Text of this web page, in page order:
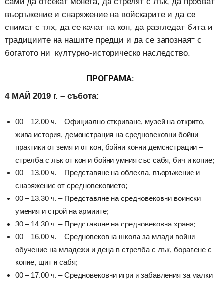
въоръжение и снаряжение на войскарите и да се
снимат с тях, да се качат на кон, да разгледат бита и
традициите на нашите предци и да се запознаят с
богатото ни културно-историческо наследство.
ПРОГРАМА:
4 МАЙ 2019 г. – събота:
00 – 12.00 ч. – Официално откриване, музей на открито,
жива история, демонстрация на средновековни бойни
практики от земя и от кон, бойни конни демонстрации –
стрелба с лък от кон и бойни умния със сабя, бич и копие;
00 – 13.00 ч. – Представяне на облекла, въоръжение и
снаряжение от средновековието;
00 – 13.30 ч. – Представяне на средновековни воински
умения и строй на армиите;
30 – 14.30 ч. – Представяне на средновековна храна;
00 – 16.00 ч. – Средновековна школа за млади войни –
обучение на младежи и деца в стрелба с лък, боравене с
копие, щит и сабя;
00 – 17.00 ч. – Средновековни игри и забавления за малки